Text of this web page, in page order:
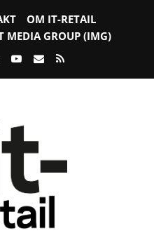
OM IT-RETAIL
MEDIA GROUP (IMG)